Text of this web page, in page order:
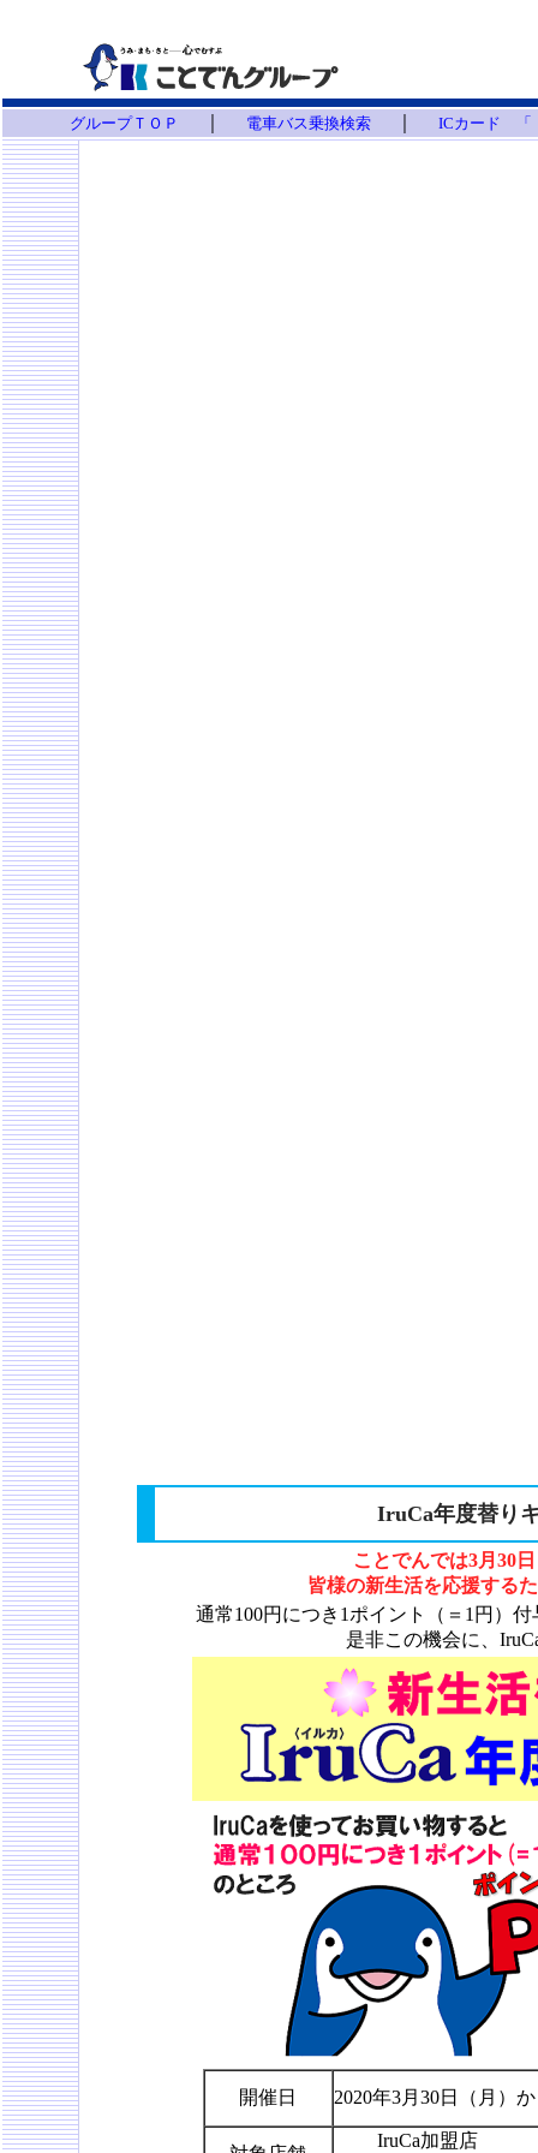
グループＴＯＰ 電車バス乗換検索 ICカード 「
IruCa年度替り
ことでんでは3月30
皆様の新生活を応援する
通常100円につき1ポイント（＝1円）
是非この機会に、
開催日 2020年3月30日（月）
IruCa加盟店